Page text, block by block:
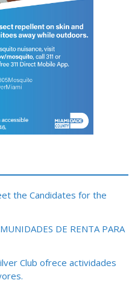
the Candidates for the
DE RENTA PARA
Club ofrece actividades